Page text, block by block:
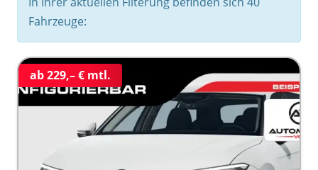
Fahrzeuge:
ab 229,– € mtl.